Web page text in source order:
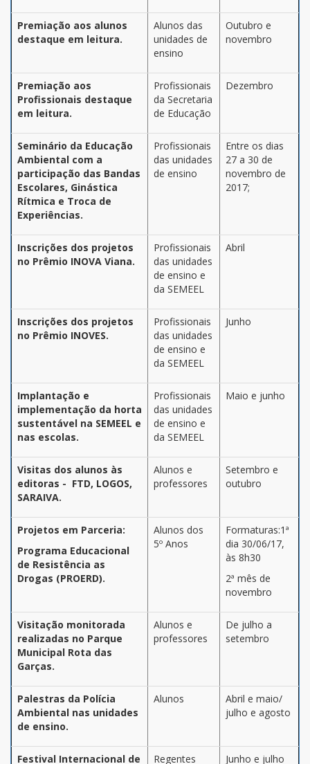
Premiação aos alunos
destaque em leitura.
Alunos das
unidades de
ensino
Outubro e
novembro
Premiação aos
Profissionais destaque
em leitura.
Profissionais
da Secretaria
de Educação
Dezembro
Seminário da Educação
Ambiental com a
participação das Bandas
Escolares, Ginástica
Rítmica e Troca de
Experiências.
Profissionais
das unidades
de ensino
Entre os dias
27 a 30 de
novembro de
2017;
Inscrições dos projetos
no Prêmio INOVA Viana.
Profissionais
das unidades
de ensino e
da SEMEEL
Abril
Inscrições dos projetos
no Prêmio INOVES.
Profissionais
das unidades
de ensino e
da SEMEEL
Junho
Implantação e
implementação da horta
sustentável na SEMEEL e
nas escolas.
Profissionais
das unidades
de ensino e
da SEMEEL
Maio e junho
Visitas dos alunos às
editoras - FTD, LOGOS,
SARAIVA.
Alunos e
professores
Setembro e
outubro
Projetos em Parceria:
Programa Educacional
de Resistência as
Drogas (PROERD).
Alunos dos
5º Anos
Formaturas:1ª
dia 30/06/17,
às 8h30
2ª mês de
novembro
Visitação monitorada
realizadas no Parque
Municipal Rota das
Garças.
Alunos e
professores
De julho a
setembro
Palestras da Polícia
Ambiental nas unidades
de ensino.
Alunos
Abril e maio/
julho e agosto
Festival Internacional de
Regentes
Junho e julho